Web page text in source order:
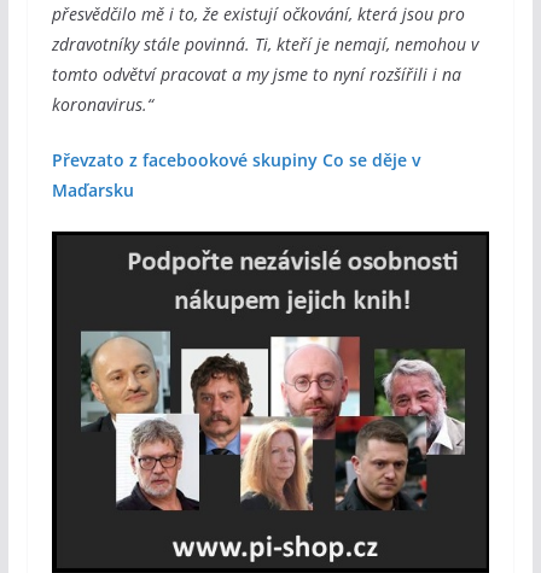
přesvědčilo mě i to, že existují očkování, která jsou pro
zdravotníky stále povinná. Ti, kteří je nemají, nemohou v
tomto odvětví pracovat a my jsme to nyní rozšířili i na
koronavirus.“
Převzato z facebookové skupiny Co se děje v
Maďarsku